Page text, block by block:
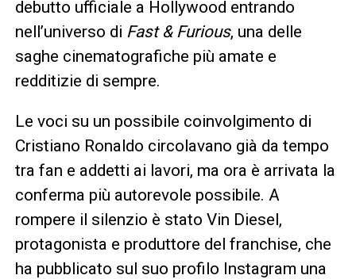
debutto ufficiale a Hollywood entrando
nell’universo di Fast & Furious, una delle
saghe cinematografiche più amate e
redditizie di sempre.
Le voci su un possibile coinvolgimento di
Cristiano Ronaldo circolavano già da tempo
tra fan e addetti ai lavori, ma ora è arrivata la
conferma più autorevole possibile. A
rompere il silenzio è stato Vin Diesel,
protagonista e produttore del franchise, che
ha pubblicato sul suo profilo Instagram una